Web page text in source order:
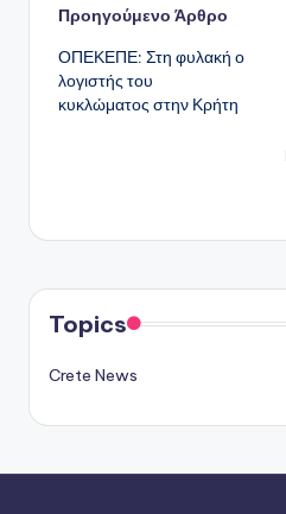
Πλοήγηση
Προηγούμενο Άρθρο
ΟΠΕΚΕΠΕ: Στη φυλακή ο
λογιστής του
κυκλώματος στην Κρήτη
Topics
Crete News